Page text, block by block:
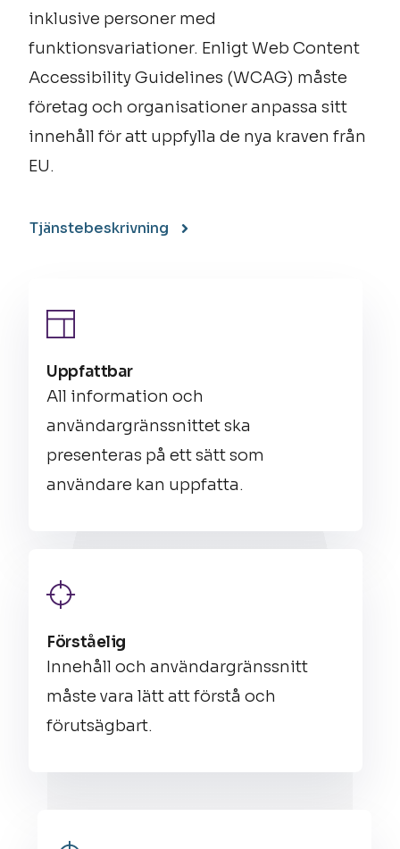
inklusive personer med
funktionsvariationer. Enligt Web Content
Accessibility Guidelines (WCAG) måste
företag och organisationer anpassa sitt
innehåll för att uppfylla de nya kraven från
EU.
Tjänstebeskrivning
Uppfattbar
All information och
användargränssnittet ska
presenteras på ett sätt som
användare kan uppfatta.
Förståelig
Innehåll och användargränssnitt
måste vara lätt att förstå och
förutsägbart.